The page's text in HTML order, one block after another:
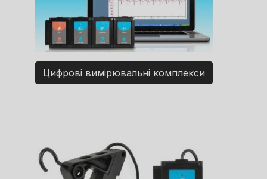
Цифрові вимірювальні комплекси